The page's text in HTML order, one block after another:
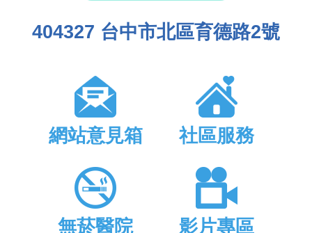
404327 台中市北區育德路2號
網站意見箱 社區服務
無菸醫院 影片專區